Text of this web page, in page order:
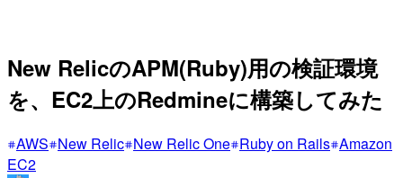
New RelicのAPM(Ruby)用の検証環境
を、EC2上のRedmineに構築してみた
AWS New Relic New Relic One Ruby on Rails Amazon
EC2